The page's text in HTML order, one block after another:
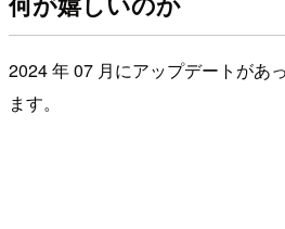
2024 年 07 月にアップデートがあ
ます。